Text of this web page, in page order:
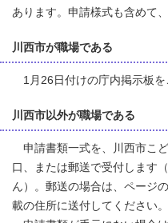
あります。申請様式も含めて
川西市が職場である
1月26日付けの庁内掲示板を
川西市以外が職場である
申請書類一式を、川西市こ
口、または郵送で受付します
ん）。郵送の場合は、ページ
載の住所に送付してください。